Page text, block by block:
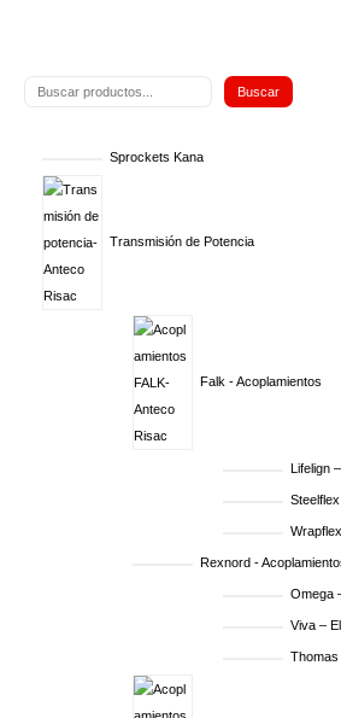
Buscar
Sprockets Kana
Transmisión de Potencia
Falk - Acoplamientos
Lifelign
Rexnord -
Omega
Viva –